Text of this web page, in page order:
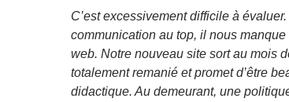
C’est excessivement difficile à
communication au top, il nous
web. Notre nouveau site sort au mois
totalement remanié et promet d’être
didactique. Au demeurant, une